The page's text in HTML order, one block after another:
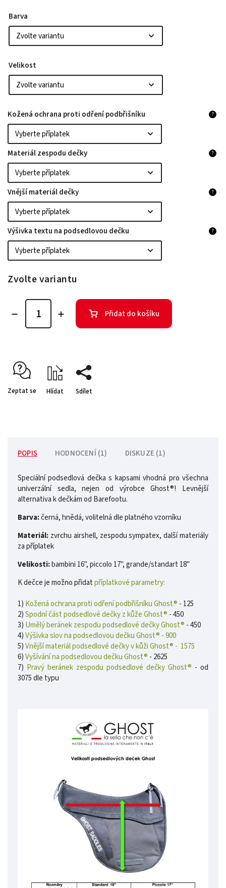
Barva
Velikost
Kožená ochrana proti odření podbřišníku ?
Materiál zespodu dečky ?
Vnější materiál dečky ?
Výšivka textu na podsedlovou dečku ?
Zvolte variantu
Přidat do košíku
Zeptat se Hlídat Sdílet
POPIS HODNOCENÍ (1) DISKUZE (1)
Speciální podsedlová dečka s kapsami vhodná pro všechna
univerzální sedla, nejen od výrobce Ghost®! Levnější
alternativa k dečkám od Barefootu.
Barva:černá, hnědá, volitelná dle platného vzorníku
Materiál: zvrchu airshell, zespodu sympatex, další materiály
za příplatek
Velikosti:bambini 16", piccolo 17", grande/standart 18"
K dečce je možno přidatpříplatkové parametry:
1) Kožená ochrana proti odření podbřišníku Ghost® - 125
2)Spodní část podsedlové dečky z kůže Ghost® - 450
3) Umělý beránek zespodu podsedlové dečky Ghost® - 450
4)Výšivka slov na podsedlovou dečku Ghost® - 900
5)Vnější materiál podsedlové dečky v kůži Ghost® - 1575
6)Vyšívání na podsedlovou dečku Ghost® - 2625
7) Pravý beránek zespodu podsedlové dečky Ghost® - od
3075 dle typu